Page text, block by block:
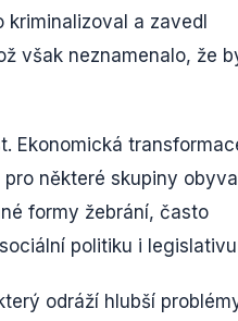
kriminalizoval a zavedl
však neznamenalo, že
Ekonomická
některé skupiny
formy žebrání, často
politiku i
odráží hlubší